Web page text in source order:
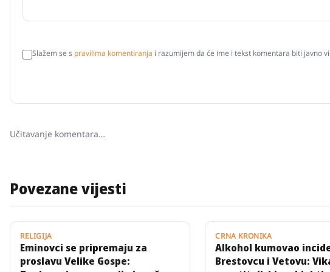
Slažem se s pravilima komentiranja i razumijem da će ime i tekst komentara biti javno
Učitavanje komentara…
Povezane vijesti
RELIGIJA
Eminovci se pripremaju za
proslavu Velike Gospe:
CRNA KRONIKA
Alkohol kumovao
Brestovcu i Vetovu: